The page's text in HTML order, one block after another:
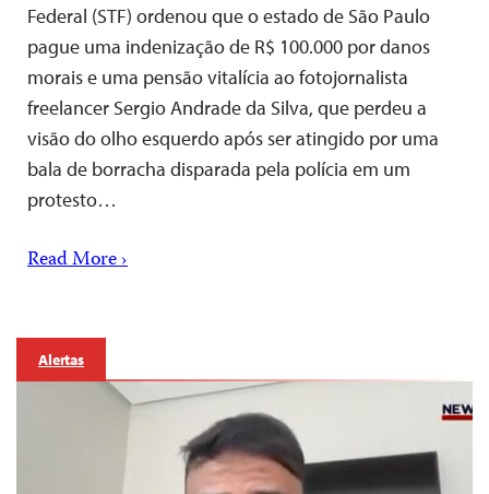
Federal (STF) ordenou que o estado de São Paulo
pague uma indenização de R$ 100.000 por danos
morais e uma pensão vitalícia ao fotojornalista
freelancer Sergio Andrade da Silva, que perdeu a
visão do olho esquerdo após ser atingido por uma
bala de borracha disparada pela polícia em um
protesto…
Read More ›
Alertas